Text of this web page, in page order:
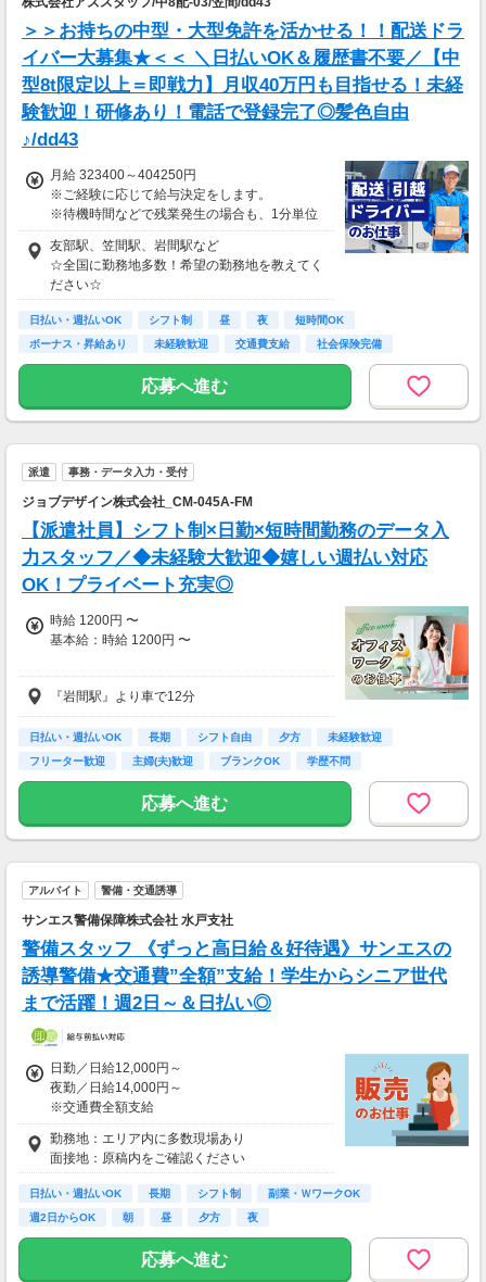
＞＞お持ちの中型・大型免許を活かせる！！配送ドラ
イバー大募集★＜＜ ＼日払いOK＆履歴書不要／【中
型8t限定以上＝即戦力】月収40万円も目指せる！未経
験歓迎！研修あり！電話で登録完了◎髪色自由
♪/dd43
月給 323400～404250円
※ご経験に応じて給与決定をします。
※待機時間などで残業発生の場合も、1分単位
で残業代をお支払いします！
※研修・研修時給については面談時にお伝えし
ます
＊交通費一部支給（案件による）
友部駅、笠間駅、岩間駅など
☆全国に勤務地多数！希望の勤務地を教えてく
ださい☆
日払い・週払いOK シフト制 昼 夜
短時間OK
ボーナス・昇給あり
未経験歓迎 交通費支給 社会保険完備
応募へ進む
派遣 事務・データ入力・受付
ジョブデザイン株式会社_CM-045A-FM
【派遣社員】シフト制×日勤×短時間勤務のデータ入
力スタッフ／◆未経験大歓迎◆嬉しい週払い対応
OK！プライベート充実◎
時給 1200円 〜
基本給：時給 1200円 〜
時給：1,200円
・通勤手当あり
・残業代別途全額支給
『岩間駅』より車で12分
日払い・週払いOK 長期 シフト自由 夕方
未経験歓迎
フリーター歓迎
主婦(夫)歓迎 ブランクOK 学歴不問
応募へ進む
アルバイト 警備・交通誘導
サンエス警備保障株式会社 水戸支社
警備スタッフ 《ずっと高日給＆好待遇》サンエスの
誘導警備★交通費”全額”支給！学生からシニア世代
まで活躍！週2日～＆日払い◎
日勤／日給12,000円～
夜勤／日給14,000円～
※交通費全額支給
▽交通誘導警備業務2級をお持ちの方
日勤／日給12,500円～13,500円
夜勤／日給14,500円～15,500円
＜サンエス警備保障特別給付金＞
交通誘導2級または指導教育責任者の資格をお
持ちの方には100,000円支給！
勤務地：エリア内に多数現場あり
面接地：原稿内をご確認ください
日払い・週払いOK 長期 シフト制
副業・ＷワークOK
週2日からOK
朝 昼 夕方 夜
応募へ進む